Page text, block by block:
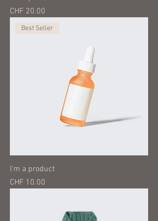
Preis
CHF 20.00
Best Seller
I'm a product
Preis
CHF 10.00